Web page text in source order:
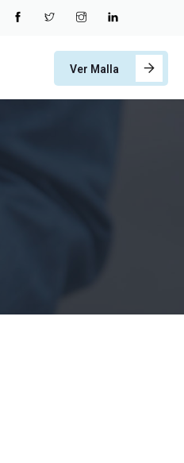
Ver Malla